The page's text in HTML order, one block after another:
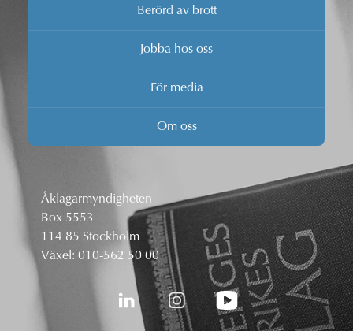
Berörd av brott
Jobba hos oss
För media
Om oss
Åklagarmyndigheten
Box 5553
114 85 Stockholm
Växel: 010-562 50 00